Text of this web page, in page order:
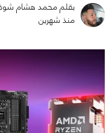
بقلم محمد هشام
منذ شهرين